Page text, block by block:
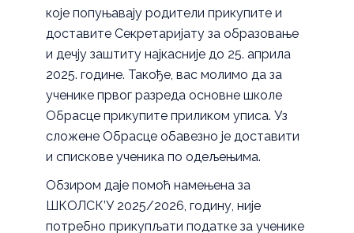
које попуњавају родители прикупите и
доставите Секретаријату за образовање
и дечју заштиту најкасније до 25. априла
2025. године. Такође, вас молимо да за
ученике првог разреда основне школе
Обрасце прикупите приликом уписа. Уз
сложене Обрасце обавезно је доставити
и спискове ученика по одељењима.
Обзиром даје помоћ намењена за
ШКOЛСК’У 2025/2026, годину, није
потребно прикупљати податке за ученике